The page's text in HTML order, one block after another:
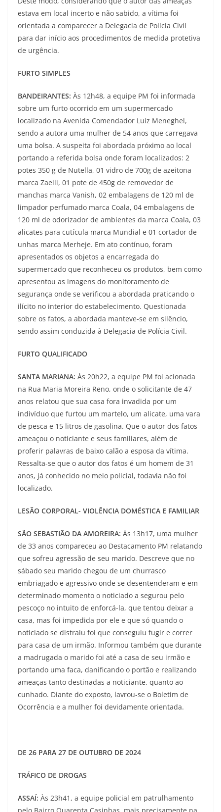
estava em local incerto e não sabido, a vítima foi
orientada a comparecer a Delegacia de Polícia Civil
para dar início aos procedimentos de medida protetiva
de urgência.
FURTO SIMPLES
BANDEIRANTES: Às 12h48, a equipe PM foi informada
sobre um furto ocorrido em um supermercado
localizado na Avenida Comendador Luiz Meneghel,
sendo a autora uma mulher de 54 anos que carregava
uma bolsa. A suspeita foi abordada próximo ao local
portando a referida bolsa onde foram localizados: 2
potes 350 g de Nutella, 01 vidro de 700g de azeitona
marca Zaelli, 01 pote de 450g de removedor de
manchas marca Vanish, 02 embalagens de 120 ml de
limpador perfumado marca Coala, 04 embalagens de
120 ml de odorizador de ambientes da marca Coala, 03
alicates para cutícula marca Mundial e 01 cortador de
unhas marca Merheje. Em ato contínuo, foram
apresentados os objetos a encarregada do
supermercado que reconheceu os produtos, bem como
apresentou as imagens do monitoramento de
segurança onde se verificou a abordada praticando o
ilícito no interior do estabelecimento. Questionada
sobre os fatos, a abordada manteve-se em silêncio,
sendo assim conduzida à Delegacia de Polícia Civil.
FURTO QUALIFICADO
SANTA MARIANA: Às 20h22, a equipe PM foi acionada
na Rua Maria Moreira Reno, onde o solicitante de 47
anos relatou que sua casa fora invadida por um
indivíduo que furtou um martelo, um alicate, uma vara
de pesca e 15 litros de gasolina. Que o autor dos fatos
ameaçou o noticiante e seus familiares, além de
proferir palavras de baixo calão a esposa da vítima.
Ressalta-se que o autor dos fatos é um homem de 31
anos, já conhecido no meio policial, todavia não foi
localizado.
LESÃO CORPORAL- VIOLÊNCIA DOMÉSTICA E FAMILIAR
SÃO SEBASTIÃO DA AMOREIRA: Às 13h17, uma mulher
de 33 anos compareceu ao Destacamento PM relatando
que sofreu agressão de seu marido. Descreve que no
sábado seu marido chegou de um churrasco
embriagado e agressivo onde se desentenderam e em
determinado momento o noticiado a segurou pelo
pescoço no intuito de enforcá-la, que tentou deixar a
casa, mas foi impedida por ele e que só quando o
noticiado se distraiu foi que conseguiu fugir e correr
para casa de um irmão. Informou também que durante
a madrugada o marido foi até a casa de seu irmão e
portando uma faca, danificando o portão e realizando
ameaças tanto destinadas a noticiante, quanto ao
cunhado. Diante do exposto, lavrou-se o Boletim de
Ocorrência e a mulher foi devidamente orientada.
DE 26 PARA 27 DE OUTUBRO DE 2024
TRÁFICO DE DROGAS
ASSAÍ: Às 23h41, a equipe policial em patrulhamento
pelo Bairro Quarenta Casinhas, mais precisamente na